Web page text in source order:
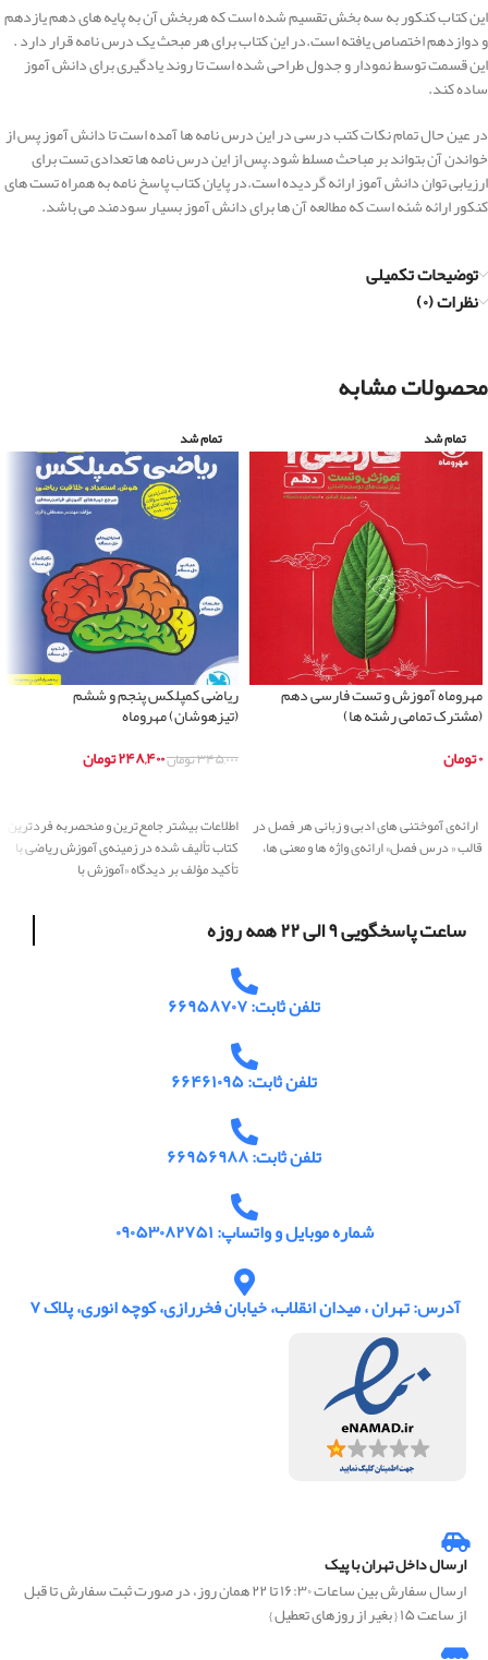
این کتاب کنکور به سه بخش تقسیم شده است که هربخش آن به پایه های دهم یازدهم
و دوازدهم اختصاص یافته است.در این کتاب برای هر مبحث یک درس نامه قرار دارد .
این قسمت توسط نمودار و جدول طراحی شده است تا روند یادگیری برای دانش آموز
ساده کند.
در عین حال تمام نکات کتب درسی در این درس نامه ها آمده است تا دانش آموز پس از
خواندن آن بتواند بر مباحث مسلط شود.پس از این درس نامه ها تعدادی تست برای
ارزیابی توان دانش آموز ارائه گردیده است.در پایان کتاب پاسخ نامه به همراه تست های
کنکور ارائه شئه است که مطالعه آن ها برای دانش آموز بسیار سودمند می باشد.
توضیحات تکمیلی
نظرات (۰)
محصولات مشابه
تمام شد
مهروماه آموزش و تست فارسی دهم
(مشترک تمامی رشته ها)
۰تومان
ارائه‌ی آموختنی های ادبی و زبانی هر فصل در
قالب « درس فصل» ارائه‌ی واژه ها و معنی ها،
تمام شد
ریاضی کمپلکس پنجم و ششم
(تیزهوشان) مهروماه
۳۴۵,۰۰۰تومان۲۴۸,۴۰۰تومان
اطلاعات بیشتر جامع‌ترین و منحصربه فردترین
کتاب تألیف شده در زمینه‌ی آموزش ریاضی با
تأکید مؤلف بر دیدگاه «آموزش با
ساعت پاسخگویی ۹ الی ۲۲ همه روزه
تلفن ثابت: ۶۶۹۵۸۷۰۷
تلفن ثابت: ۶۶۴۶۱۰۹۵
تلفن ثابت: ۶۶۹۵۶۹۸۸
شماره موبایل و واتساپ: ۰۹۰۵۳۰۸۲۷۵۱
آدرس: تهران ، میدان انقلاب، خیابان فخررازی، کوچه انوری، پلاک ۷
ارسال داخل تهران با پیک
ارسال سفارش بین ساعات ۱۶:۳۰ تا ۲۲ همان روز، در صورت ثبت سفارش تا قبل
از ساعت ۱۵ { بغیر از روزهای تعطیل }